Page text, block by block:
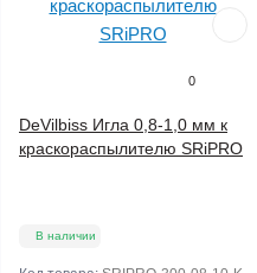
0
DeVilbiss Игла 0,8-1,0 мм к
краскораспылителю SRiPRO
В наличии